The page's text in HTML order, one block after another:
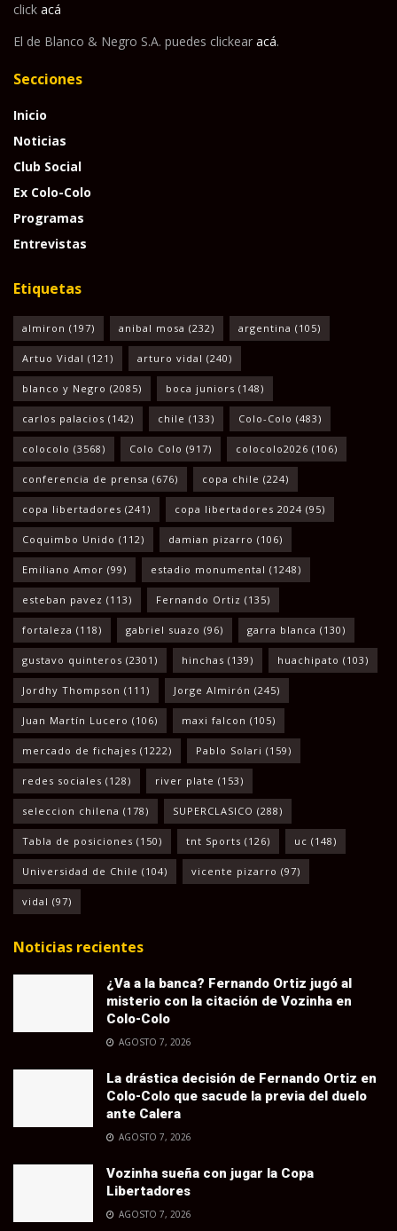
click acá
El de Blanco & Negro S.A. puedes clickear acá.
Secciones
Inicio
Noticias
Club Social
Ex Colo-Colo
Programas
Entrevistas
Etiquetas
almiron (197) anibal mosa (232) argentina (105)
Artuo Vidal (121) arturo vidal (240)
blanco y Negro (2085) boca juniors (148)
carlos palacios (142) chile (133) Colo-Colo (483)
colocolo (3568) Colo Colo (917) colocolo2026 (106)
conferencia de prensa (676) copa chile (224)
copa libertadores (241) copa libertadores 2024 (95)
Coquimbo Unido (112) damian pizarro (106)
Emiliano Amor (99) estadio monumental (1248)
esteban pavez (113) Fernando Ortiz (135)
fortaleza (118) gabriel suazo (96) garra blanca (130)
gustavo quinteros (2301) hinchas (139) huachipato (103)
Jordhy Thompson (111) Jorge Almirón (245)
Juan Martín Lucero (106) maxi falcon (105)
mercado de fichajes (1222) Pablo Solari (159)
redes sociales (128) river plate (153)
seleccion chilena (178) SUPERCLASICO (288)
Tabla de posiciones (150) tnt Sports (126) uc (148)
Universidad de Chile (104) vicente pizarro (97)
vidal (97)
Noticias recientes
¿Va a la banca? Fernando Ortiz jugó al
misterio con la citación de Vozinha en
Colo-Colo
AGOSTO 7, 2026
La drástica decisión de Fernando Ortiz en
Colo-Colo que sacude la previa del duelo
ante Calera
AGOSTO 7, 2026
Vozinha sueña con jugar la Copa
Libertadores
AGOSTO 7, 2026